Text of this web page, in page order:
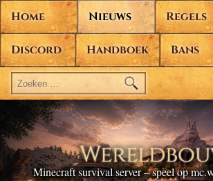
Home Nieuws Regels
Discord Handboek Bans
Zoeken
naar:
Minecraft survival server – speel op